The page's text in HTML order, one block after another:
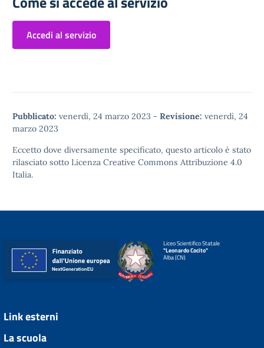
Accedi al servizio
Pubblicato: venerdì, 24 marzo 2023 - Revisione: venerdì, 24
marzo 2023
Eccetto dove diversamente specificato, questo articolo è stato
rilasciato sotto Licenza Creative Commons Attribuzione 4.0
Italia.
Liceo Scientifico Statale
"Leonardo Cocito"
Alba (CN)
Link esterni
La scuola